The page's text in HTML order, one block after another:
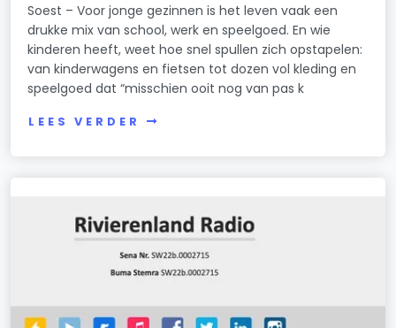
Soest – Voor jonge gezinnen is het leven vaak een
drukke mix van school, werk en speelgoed. En wie
kinderen heeft, weet hoe snel spullen zich opstapelen:
van kinderwagens en fietsen tot dozen vol kleding en
speelgoed dat “misschien ooit nog van pas k
LEES VERDER